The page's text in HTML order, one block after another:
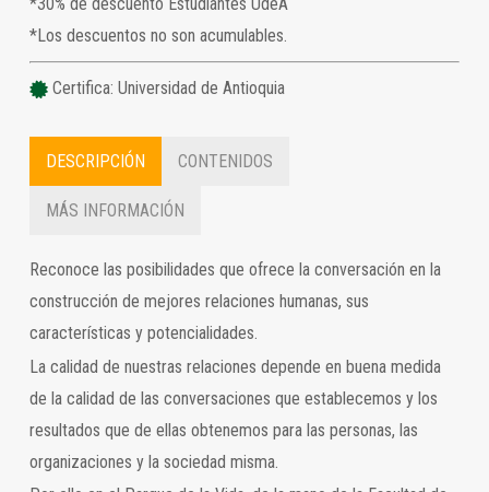
*30% de descuento Estudiantes UdeA
*Los descuentos no son acumulables.
Certifica: Universidad de Antioquia
DESCRIPCIÓN CONTENIDOS
MÁS INFORMACIÓN
Reconoce las posibilidades que ofrece la conversación en la
construcción de mejores relaciones humanas, sus
características y potencialidades.
La calidad de nuestras relaciones depende en buena medida
de la calidad de las conversaciones que establecemos y los
resultados que de ellas obtenemos para las personas, las
organizaciones y la sociedad misma.